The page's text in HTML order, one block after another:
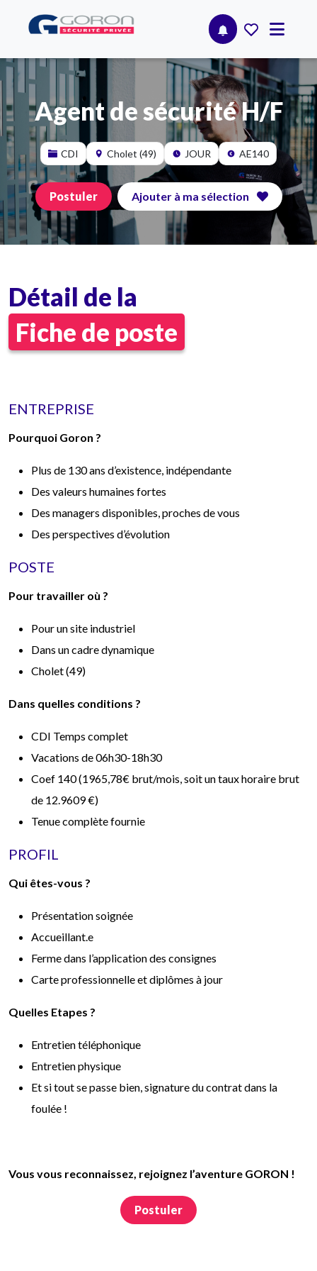
Agent de sécurité H/F
CDI Cholet (49) JOUR AE140
Postuler Ajouter à ma sélection
Détail de la
Fiche de poste
ENTREPRISE
Pourquoi Goron ?
Plus de 130 ans d’existence, indépendante
Des valeurs humaines fortes
Des managers disponibles, proches de vous
Des perspectives d’évolution
POSTE
Pour travailler où ?
Pour un site industriel
Dans un cadre dynamique
Cholet (49)
Dans quelles conditions ?
CDI Temps complet
Vacations de 06h30-18h30
Coef 140 (1965,78€ brut/mois, soit un taux horaire brut
de 12.9609 €)
Tenue complète fournie
PROFIL
Qui êtes-vous ?
Présentation soignée
Accueillant.e
Ferme dans l’application des consignes
Carte professionnelle et diplômes à jour
Quelles Etapes ?
Entretien téléphonique
Entretien physique
Et si tout se passe bien, signature du contrat dans la
foulée !
Vous vous reconnaissez, rejoignez l’aventure GORON !
Postuler